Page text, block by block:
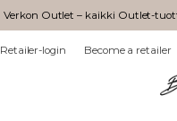
Verkon Outlet – kaikki Outlet-
Retailer-login Become a retailer